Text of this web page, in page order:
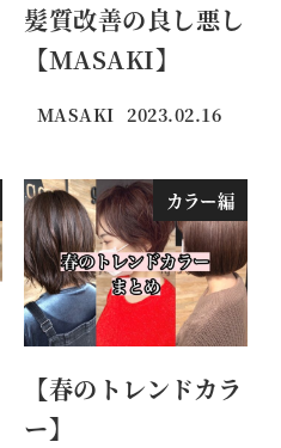
髪質改善の良し悪し
【MASAKI】
MASAKI 投稿日
2023.02.16
カラー編
【春のトレンドカラ
ー】